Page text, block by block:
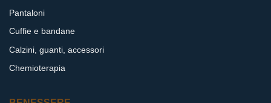
Pantaloni
Cuffie e bandane
Calzini, guanti, accessori
Chemioterapia